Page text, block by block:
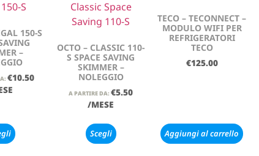
150-S
–
€10.50
OCTO – CLASSIC 110-
S SPACE SAVING
SKIMMER –
NOLEGGIO
A PARTIRE DA: €5.50
/MESE
Scegli
TECO – TECONNECT –
MODULO WIFI PER
REFRIGERATORI
TECO
€125.00
Aggiungi al carrello